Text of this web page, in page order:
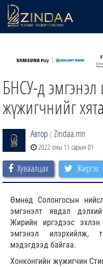
ТВ8
ӨГЛӨӨНИЙ СОНИН
АУДИО ЗОХИОЛ
ЗИНДАА СЭТГҮҮЛ
БНСУ-д эмгэнэл
жүжигчнийг
Автор | Zindaa.mn
2022 оны 11 сарын 01
Хуваалцах Жиргэх
Өмнөд Солонгосын
эмгэнэлт явдал
Жирийн иргэдээс
эмгэнэл илэрхийлж,
мэдэгдээд байгаа.
Хонконгийн жүжигчин